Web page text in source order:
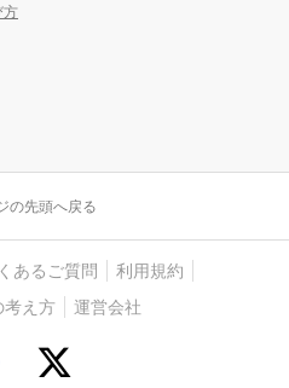
方
の先頭へ戻る
あるご質問
利用規約
考え方
運営会社